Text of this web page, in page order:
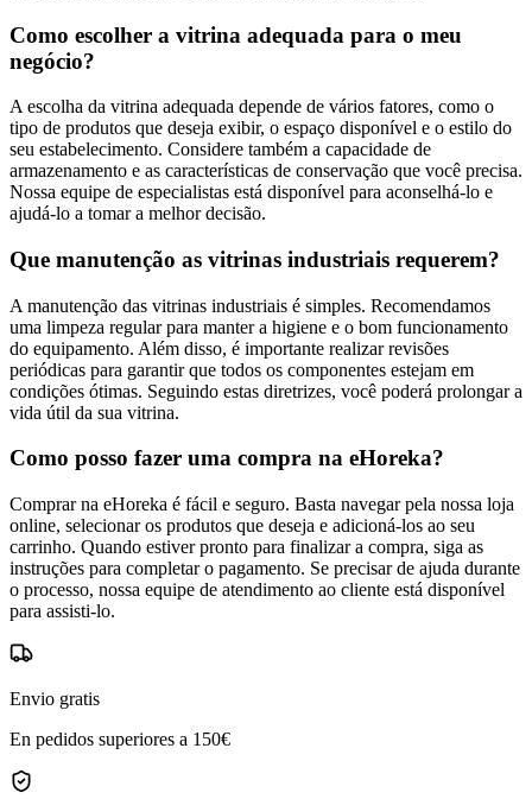
Como escolher a vitrina adequada para o meu
negócio?
A escolha da vitrina adequada depende de vários fatores, como o
tipo de produtos que deseja exibir, o espaço disponível e o estilo do
seu estabelecimento. Considere também a capacidade de
armazenamento e as características de conservação que você precisa.
Nossa equipe de especialistas está disponível para aconselhá-lo e
ajudá-lo a tomar a melhor decisão.
Que manutenção as vitrinas industriais requerem?
A manutenção das vitrinas industriais é simples. Recomendamos
uma limpeza regular para manter a higiene e o bom funcionamento
do equipamento. Além disso, é importante realizar revisões
periódicas para garantir que todos os componentes estejam em
condições ótimas. Seguindo estas diretrizes, você poderá prolongar a
vida útil da sua vitrina.
Como posso fazer uma compra na eHoreka?
Comprar na eHoreka é fácil e seguro. Basta navegar pela nossa loja
online, selecionar os produtos que deseja e adicioná-los ao seu
carrinho. Quando estiver pronto para finalizar a compra, siga as
instruções para completar o pagamento. Se precisar de ajuda durante
o processo, nossa equipe de atendimento ao cliente está disponível
para assisti-lo.
Envio gratis
En pedidos superiores a 150€